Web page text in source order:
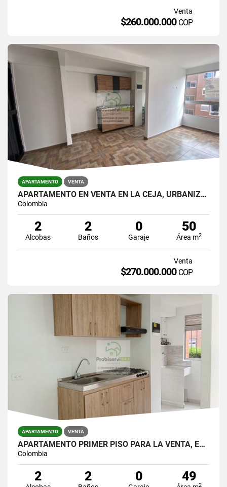
Venta
$260.000.000 COP
APARTAMENTO VENTA
APARTAMENTO EN VENTA EN LA CEJA, URBANIZACIÓN VALVERDE.
Colombia
2
Alcobas
2
Baños
0
Garaje
50
Área m2
Venta
$270.000.000 COP
APARTAMENTO VENTA
APARTAMENTO PRIMER PISO PARA LA VENTA, EN LA CEJA ANTIOQUIA
Colombia
2 2 0 49
2